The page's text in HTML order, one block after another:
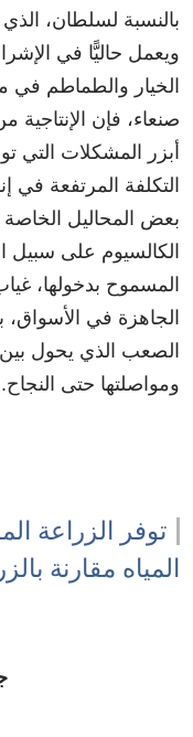
بالنسبة لسلطان،
ويعمل حاليًّا في
الخيار والطماطم في
صنعاء، فإن الإنتاجية
أبزر المشكلات التي
التكلفة المرتفعة في
بعض المحاليل الخاصة
الكالسيوم على سبيل
المسموح بدخولها،
الجاهزة في الأسواق،
الصعب الذي يحول بين
ومواصلتها حتى النجاح.
المياه مقارنة